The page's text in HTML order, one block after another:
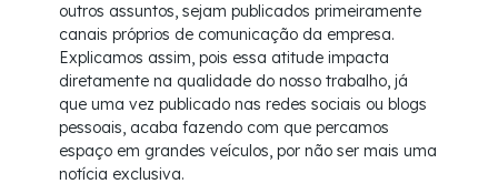
outros assuntos, sejam publicados primeiramente
canais próprios de comunicação da empresa.
Explicamos assim, pois essa atitude impacta
diretamente na qualidade do nosso trabalho, já
que uma vez publicado nas redes sociais ou blogs
pessoais, acaba fazendo com que percamos
espaço em grandes veículos, por não ser mais uma
notícia exclusiva.